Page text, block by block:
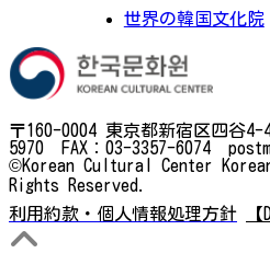
世界の韓国文化院
〒160-0004 東京都新宿区四谷
5970 FAX：03-3357-6074
©Korean Cultural Center
Rights Reserved.
利用約款・個人情報処理方針